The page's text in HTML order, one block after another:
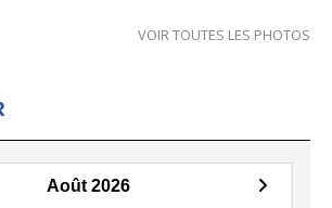
VOIR TOUTES LES PHOTOS
Août 2026